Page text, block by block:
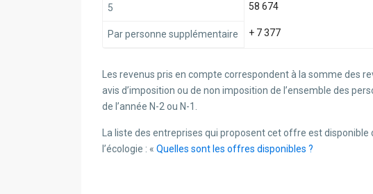
5 58 674
Par personne supplémentaire + 7 377
Les revenus pris en compte correspondent à la somme des
avis d’imposition ou de non imposition de l’ensemble des
de l’année N-2 ou N-1.
La liste des entreprises qui proposent cet offre est
l’écologie : « Quelles sont les offres disponibles ?